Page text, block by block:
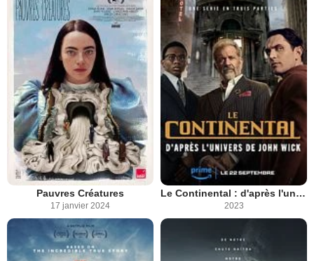
Pauvres Créatures
17 janvier 2024
Le Continental : d'après l'univers de John Wick
2023